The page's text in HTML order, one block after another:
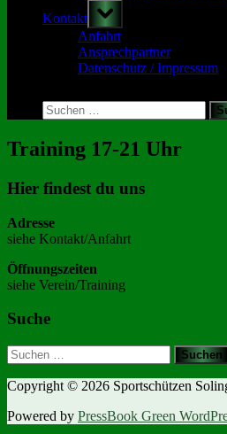
Kontakt
Toggle
sub-
menu
Anfahrt
Ansprechpartner
Datenschutz / Impressum
search
form
Suchen
nach:
Training 17-21 Uhr
Hier findest du uns
Adresse
siehe Kontakt/Anfahrt
Öffnungszeiten
siehe Verein/Training
Suche
Suchen
nach:
Copyright © 2026 Sportschützen
Powered by PressBook Green